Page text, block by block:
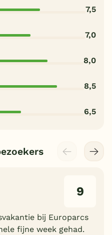
7,5
7,0
8,0
8,5
6,5
9
bij Europarcs
fijne week gehad.